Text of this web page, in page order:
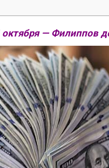
— Филиппов